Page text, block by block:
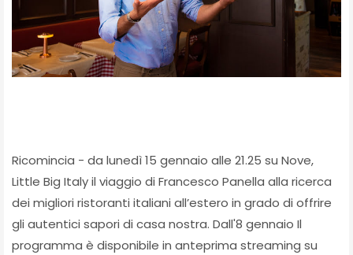
Ricomincia - da lunedì 15 gennaio alle 21.25 su Nove,
Little Big Italy il viaggio di Francesco Panella alla ricerca
dei migliori ristoranti italiani all’estero in grado di offrire
gli autentici sapori di casa nostra. Dall'8 gennaio Il
programma è disponibile in anteprima streaming su